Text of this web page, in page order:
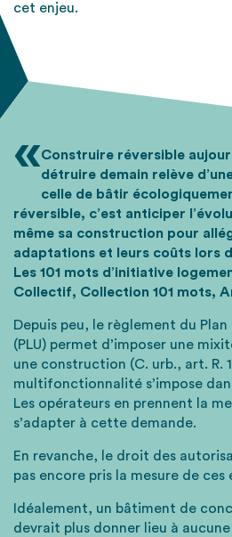
cet enjeu.
«Construire réversible
détruire demain relève
celle de bâtir
réversible, c’est anticiper
même sa construction pour
adaptations et leurs coûts lors
Les 101 mots d’initiative
Collectif, Collection 101 mots,
Depuis peu, le règlement du Plan
(PLU) permet d’imposer une
une construction (C. urb., art. R.
multifonctionnalité s’impose
Les opérateurs en prennent la
s’adapter à cette demande.
En revanche, le droit des
pas encore pris la mesure de ces
Idéalement, un bâtiment de
devrait plus donner lieu à